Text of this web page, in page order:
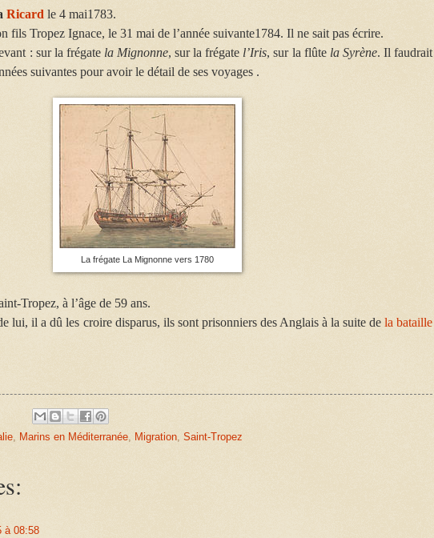
Ricard le 4 mai1783.
fils Tropez Ignace, le 31 mai de l’année suivante1784. Il ne sait pas écrire.
: sur la frégate la Mignonne, sur la frégate l’Iris, sur la flûte la Syrène. Il faudrait
suivantes pour avoir le détail de ses voyages .
La frégate La Mignonne vers 1780
Tropez, à l’âge de 59 ans.
lui, il a dû les croire disparus, ils sont prisonniers des Anglais à la suite de la bataille
Marins en Méditerranée Migration Saint-Tropez
à 08:58